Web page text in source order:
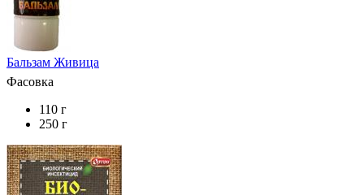
Бальзам Живица
Фасовка
110 г
250 г